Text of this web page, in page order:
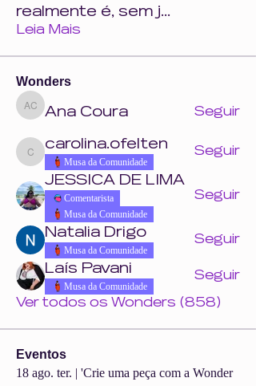
realmente é, sem j...
Leia Mais
Wonders
Ana Coura
Ana Coura Seguir
carolina.ofelten
carolina.ofelten
Musa da Comunidade
Seguir
JESSICA DE LIMA
Comentarista
Musa da Comunidade
Seguir
Natalia Drigo
Musa da Comunidade
Seguir
Laís Pavani
Musa da Comunidade
Seguir
Ver todos os Wonders (858)
Eventos
18 ago. ter. | 'Crie uma peça com a Wonder